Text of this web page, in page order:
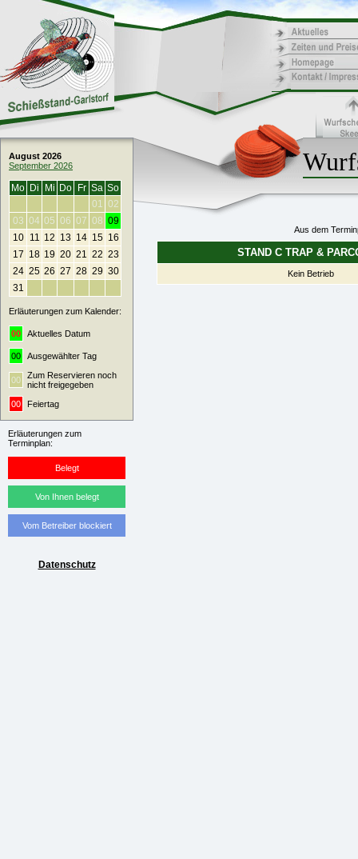
August 2026
September 2026
Mo Di Mi Do Fr Sa So
01 02
03 04 05 06 07 08 09
10
11 12 13 14 15 16
17 18 19 20 21 22 23
24 25 26 27 28 29 30
31
Erläuterungen zum Kalender:
00 Aktuelles Datum
00 Ausgewählter Tag
00
Zum Reservieren noch
nicht freigegeben
00
Feiertag
Erläuterungen zum
Terminplan:
Belegt
Von Ihnen belegt
Vom Betreiber blockiert
Datenschutz
Aus dem
STAND C TRAP &
Kein Betrieb